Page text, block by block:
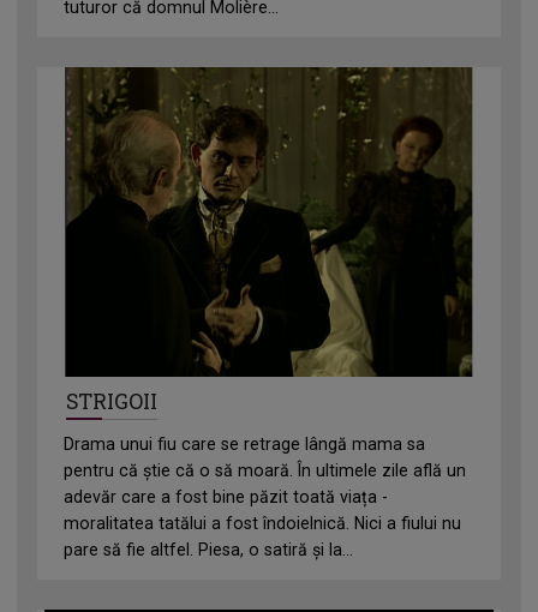
tuturor că domnul Molière...
STRIGOII
Drama unui fiu care se retrage lângă mama sa
pentru că știe că o să moară. În ultimele zile află un
adevăr care a fost bine păzit toată viața -
moralitatea tatălui a fost îndoielnică. Nici a fiului nu
pare să fie altfel. Piesa, o satiră și la...